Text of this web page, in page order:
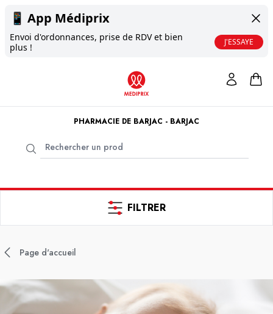
📱 App Médiprix
Envoi d'ordonnances, prise de RDV et bien
plus !
J'ESSAYE
PHARMACIE DE BARJAC - BARJAC
FILTRER
Page d'accueil